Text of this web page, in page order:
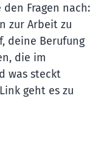
Fragen nach:
zur Arbeit zu
deine Berufung
die im
was steckt
geht es zu